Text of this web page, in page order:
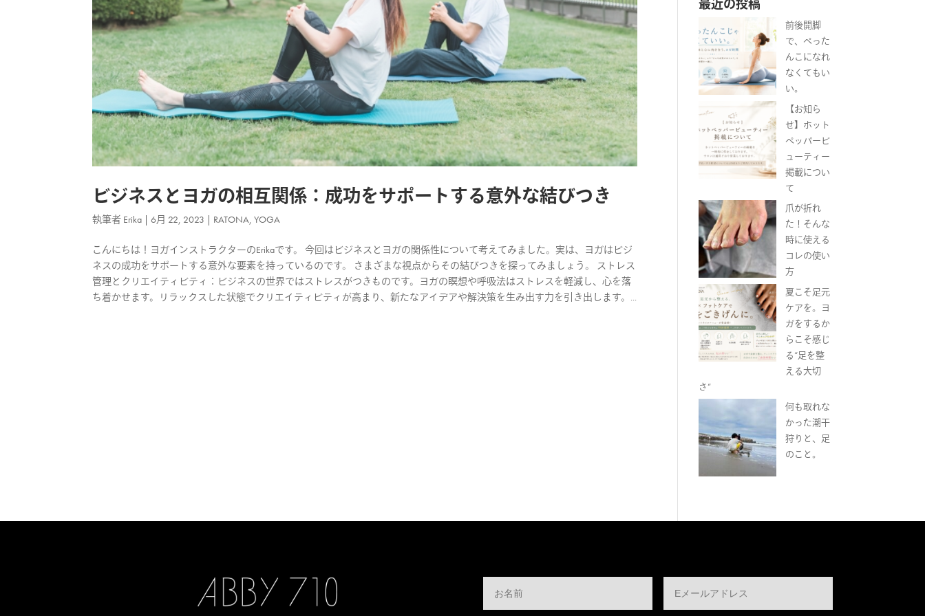
ビジネスとヨガの相互関係：成功をサポートする意外な結びつき
執筆者 Erika |6月 22, 2023 | RATONA ,YOGA
こんにちは！ヨガインストラクターのErikaです。 今回はビジネスとヨガの関係性について考えてみました。実は、ヨガはビジ
ネスの成功をサポートする意外な要素を持っているのです。 さまざまな視点からその結びつきを探ってみましょう。 ストレス
管理とクリエイティビティ：ビジネスの世界ではストレスがつきものです。ヨガの瞑想や呼吸法はストレスを軽減し、心を落
ち着かせます。リラックスした状態でクリエイティビティが高まり、新たなアイデアや解決策を生み出す力を引き出します。...
最近の投稿
前後開脚
で、ぺった
んこになれ
なくてもい
い。
【お知ら
せ】ホット
ペッパービ
ューティー
掲載につい
て
爪が折れ
た！そんな
時に使える
コレの使い
方
夏こそ足元
ケアを。ヨ
ガをするか
らこそ感じ
る“足を整
える大切
さ”
何も取れな
かった潮干
狩りと、足
のこと。